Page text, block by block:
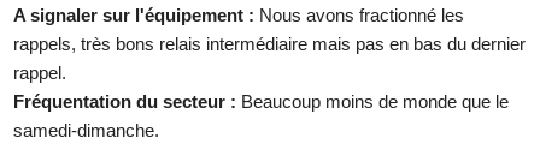
A signaler sur l'équipement : Nous avons fractionné les
rappels, très bons relais intermédiaire mais pas en bas du dernier
rappel.
Fréquentation du secteur : Beaucoup moins de monde que le
samedi-dimanche.